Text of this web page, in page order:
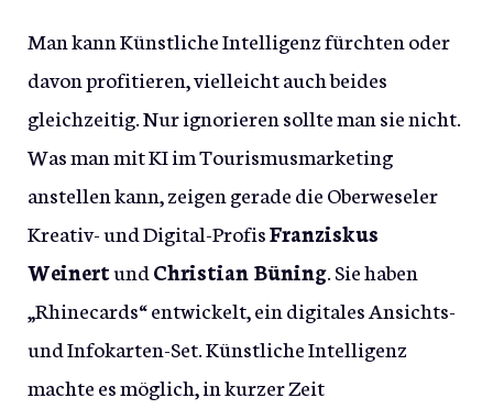
Man kann Künstliche Intelligenz fürchten oder
davon profitieren, vielleicht auch beides
gleichzeitig. Nur ignorieren sollte man sie nicht.
Was man mit KI im Tourismusmarketing
anstellen kann, zeigen gerade die Oberweseler
Kreativ- und Digital-ProfisFranziskus
WeinertundChristian Büning. Sie haben
„Rhinecards“ entwickelt, ein digitales Ansichts-
und Infokarten-Set. Künstliche Intelligenz
machte es möglich, in kurzer Zeit